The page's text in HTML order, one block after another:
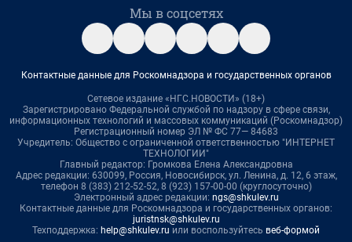
Мы в соцсетях
Контактные данные для Роскомнадзора и государственных органов
Сетевое издание «НГС.НОВОСТИ» (18+)
Зарегистрировано Федеральной службой по надзору в сфере связи,
информационных технологий и массовых коммуникаций (Роскомнадзор)
Регистрационный номер ЭЛ № ФС 77— 84683
Учредитель: Общество с ограниченной ответственностью "ИНТЕРНЕТ
ТЕХНОЛОГИИ"
Главный редактор: Громкова Елена Александровна
Адрес редакции: 630099, Россия, Новосибирск, ул. Ленина, д. 12, 6 этаж,
телефон 8 (383) 212-52-52, 8 (923) 157-00-00 (круглосуточно)
Электронный адрес редакции: ngs@shkulev.ru
Контактные данные для Роскомнадзора и государственных органов:
juristnsk@shkulev.ru
Техподдержка: help@shkulev.ru или воспользуйтесь веб-формой